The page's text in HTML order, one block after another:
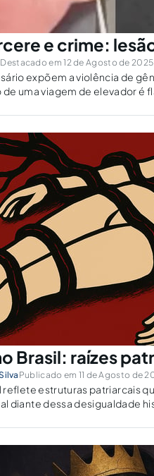
e crime:
Destacado em 12 de Agosto de 2025
expõem a violência de
uma viagem de elevador é
Brasil: raízes
Publicado em 11 de Agosto de
reflete estruturas patriarcais
diante dessa desigualdade